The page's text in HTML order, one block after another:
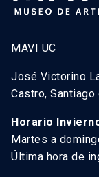
MAVI UC
José Victorino
Castro, Santiago
Horario
Martes a
Última hora de